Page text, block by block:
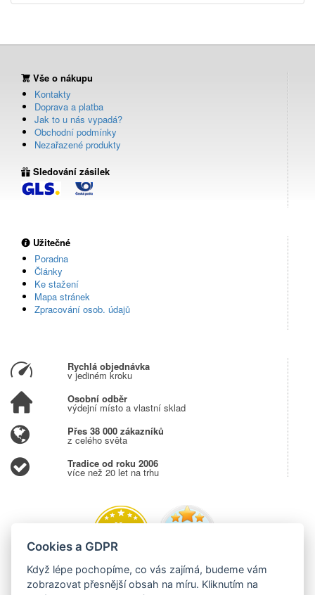
Vše o nákupu
Kontakty
Doprava a platba
Jak to u nás vypadá?
Obchodní podmínky
Nezařazené produkty
Sledování zásilek
Užitečné
Poradna
Články
Ke stažení
Mapa stránek
Zpracování osob. údajů
Rychlá objednávka
v jediném kroku
Osobní odběr
výdejní místo a vlastní sklad
Přes 38 000 zákazníků
z celého světa
Tradice od roku 2006
více než 20 let na trhu
Cookies a GDPR
Když lépe pochopíme, co vás zajímá, budeme vám
zobrazovat přesnější obsah na míru. Kliknutím na